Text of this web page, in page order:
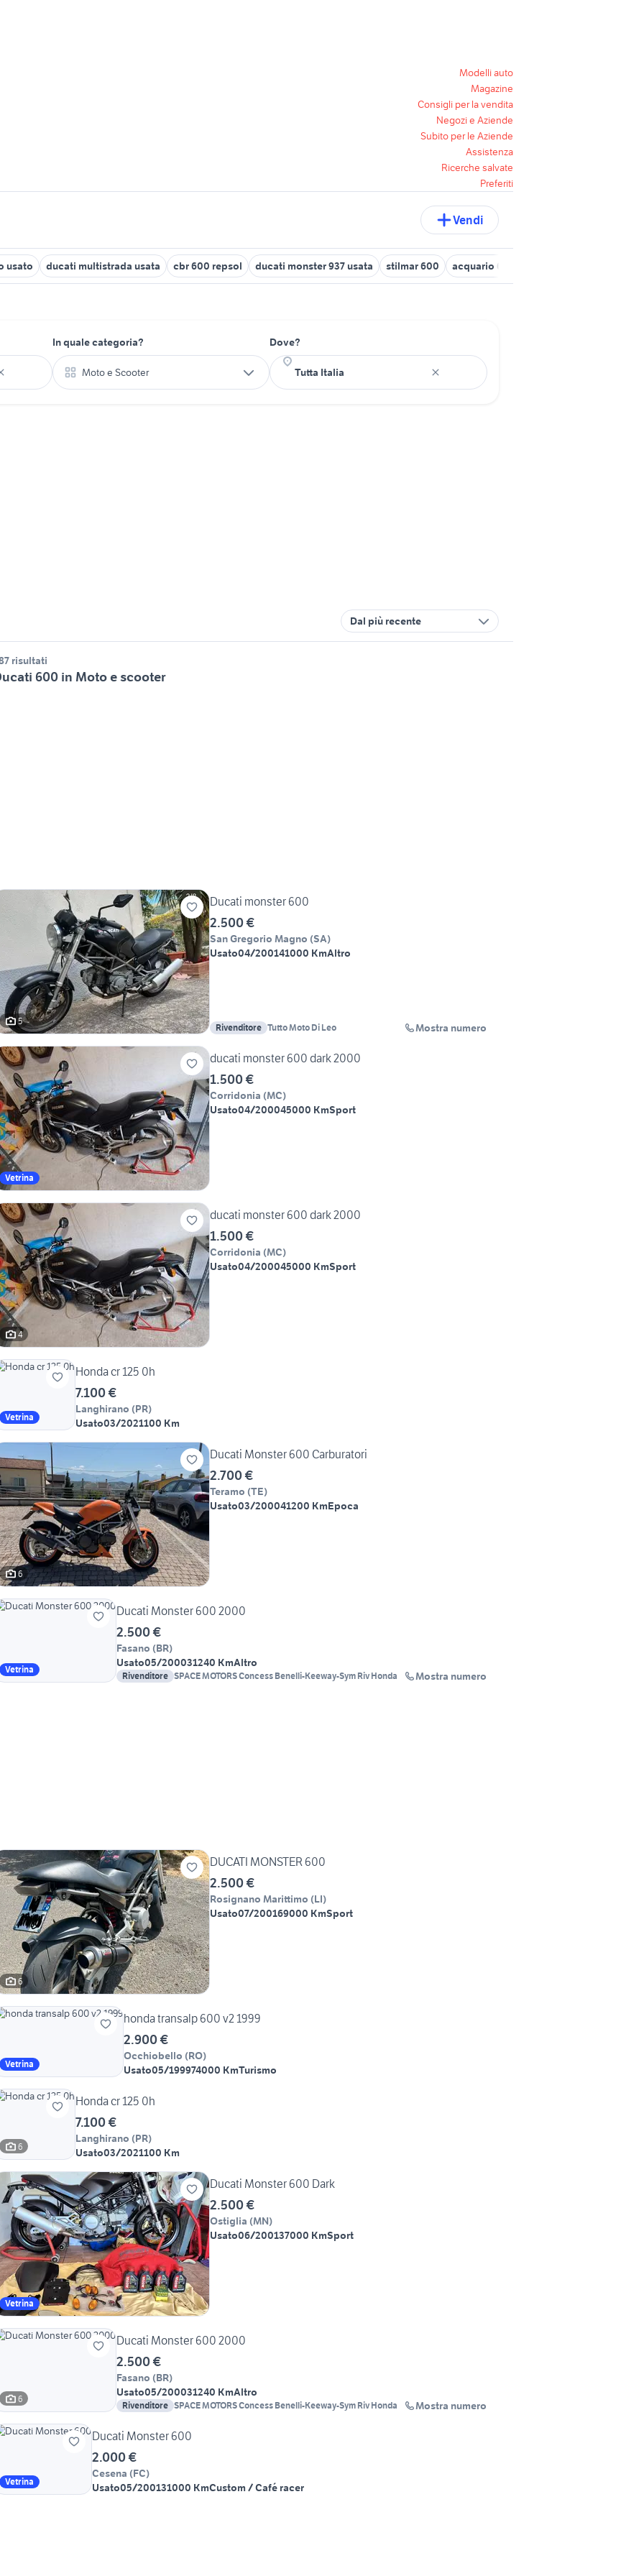
Modelli auto
Magazine
Consigli per la vendita
Negozi e Aziende
Subito per le Aziende
Assistenza
Ricerche salvate
Preferiti
Vendi
usato ducati multistrada usata cbr 600 repsol ducati monster 937 usata stilmar 600 acquario 600 litri
In quale categoria?
Moto e Scooter
Dove?
Dal più recente
risultati
600 in Moto e scooter
5
Ducati monster 600
2.500 €
San Gregorio Magno (SA)
Usato04/200141000 KmAltro
Rivenditore Tutto Moto Di Leo Mostra numero
Vetrina
ducati monster 600 dark 2000
1.500 €
Corridonia (MC)
Usato04/200045000 KmSport
4
ducati monster 600 dark 2000
1.500 €
Corridonia (MC)
Usato04/200045000 KmSport
Vetrina
Honda cr 125 0h
7.100 €
Langhirano (PR)
Usato03/2021100 Km
6
Ducati Monster 600 Carburatori
2.700 €
Teramo (TE)
Usato03/200041200 KmEpoca
Vetrina
Ducati Monster 600 2000
2.500 €
Fasano (BR)
Usato05/200031240 KmAltro
Rivenditore SPACE MOTORS Concess Benelli-Keeway-Sym Riv Honda Mostra numero
6
DUCATI MONSTER 600
2.500 €
Rosignano Marittimo (LI)
Usato07/200169000 KmSport
Vetrina
honda transalp 600 v2 1999
2.900 €
Occhiobello (RO)
Usato05/199974000 KmTurismo
6
Honda cr 125 0h
7.100 €
Langhirano (PR)
Usato03/2021100 Km
Vetrina
Ducati Monster 600 Dark
2.500 €
Ostiglia (MN)
Usato06/200137000 KmSport
6
Ducati Monster 600 2000
2.500 €
Fasano (BR)
Usato05/200031240 KmAltro
Rivenditore SPACE MOTORS Concess Benelli-Keeway-Sym Riv Honda Mostra numero
Vetrina
Ducati Monster 600
2.000 €
Cesena (FC)
Usato05/200131000 KmCustom / Café racer